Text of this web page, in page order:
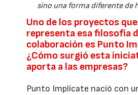
sino una forma diferente de
Uno de los proyectos
representa esa filosofía
colaboración es Punto
¿Cómo surgió esta
aporta a las empresas?
Punto Implícate nació con